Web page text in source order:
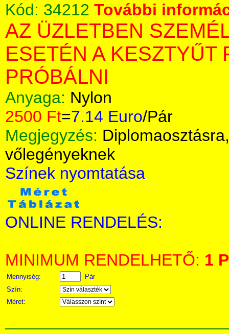
Kód: 34212 További
AZ ÜZLETBEN
ESETÉN A KESZTYŰT
PRÓBÁLNI
Anyaga: Nylon
2500 Ft=7.14 Euro/Pár
Megjegyzés:
vőlegényeknek
Színek nyomtatása
ONLINE RENDELÉS:
MINIMUM RENDELHETŐ: 1
Mennyiség:
Pár
Szín:
Méret: